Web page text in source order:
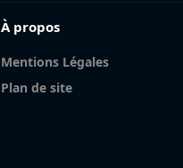
À propos
Mentions Légales
Plan de site